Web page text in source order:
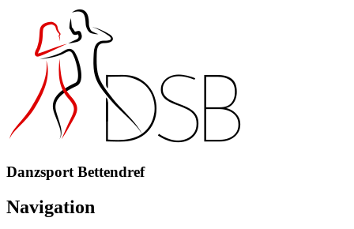
Danzsport Bettendref
Navigation